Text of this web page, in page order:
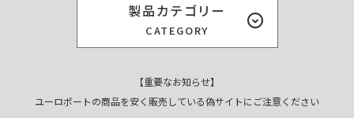
製品カテゴリー
CATEGORY
【重要なお知らせ】
ユーロポートの商品を安く販売している偽サイトにご注意ください